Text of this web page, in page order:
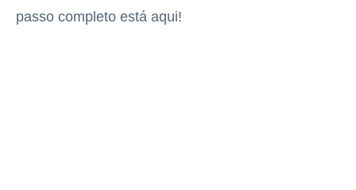
passo completo está aqui!